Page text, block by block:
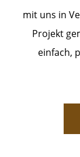
mit uns in
Projekt
einfach,